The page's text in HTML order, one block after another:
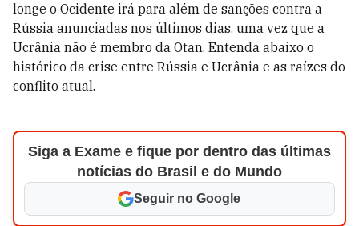
longe o Ocidente irá para além de sanções contra a
Rússia anunciadas nos últimos dias, uma vez que a
Ucrânia não é membro da Otan. Entenda abaixo o
histórico da crise entre Rússia e Ucrânia e as raízes do
conflito atual.
Siga a Exame e fique por dentro das últimas
notícias do Brasil e do Mundo
Seguir no Google